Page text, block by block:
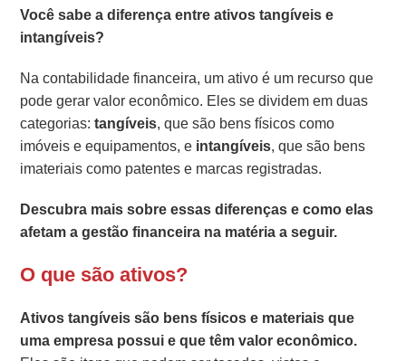
Você sabe a diferença entre ativos tangíveis e
intangíveis?
Na contabilidade financeira, um ativo é um recurso que
pode gerar valor econômico. Eles se dividem em duas
categorias:tangíveis, que são bens físicos como
imóveis e equipamentos, e intangíveis, que são bens
imateriais como patentes e marcas registradas.
Descubra mais sobre essas diferenças e como elas
afetam a gestão financeira na matéria a seguir.
O que são ativos?
Ativos tangíveis são bens físicos e materiais que
uma empresa possui e que têm valor econômico.